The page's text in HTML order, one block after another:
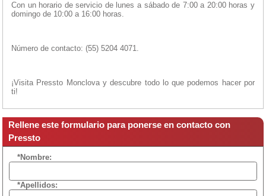
Con un horario de servicio de lunes a sábado de 7:00 a 20:00 horas y
domingo de 10:00 a 16:00 horas.
Número de contacto: (55) 5204 4071.
¡Visita Pressto Monclova y descubre todo lo que podemos hacer por
ti!
Rellene este formulario para ponerse en contacto con
Pressto
*Nombre:
*Apellidos: